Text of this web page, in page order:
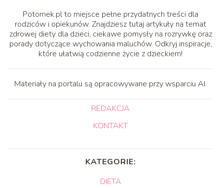
Potomek.pl to miejsce pełne przydatnych treści dla
rodziców i opiekunów. Znajdziesz tutaj artykuły na temat
zdrowej diety dla dzieci, ciekawe pomysły na rozrywkę oraz
porady dotyczące wychowania maluchów. Odkryj inspiracje,
które ułatwią codzienne życie z dzieckiem!
Materiały na portalu są opracowywane przy wsparciu AI.
REDAKCJA
KONTAKT
KATEGORIE:
DIETA